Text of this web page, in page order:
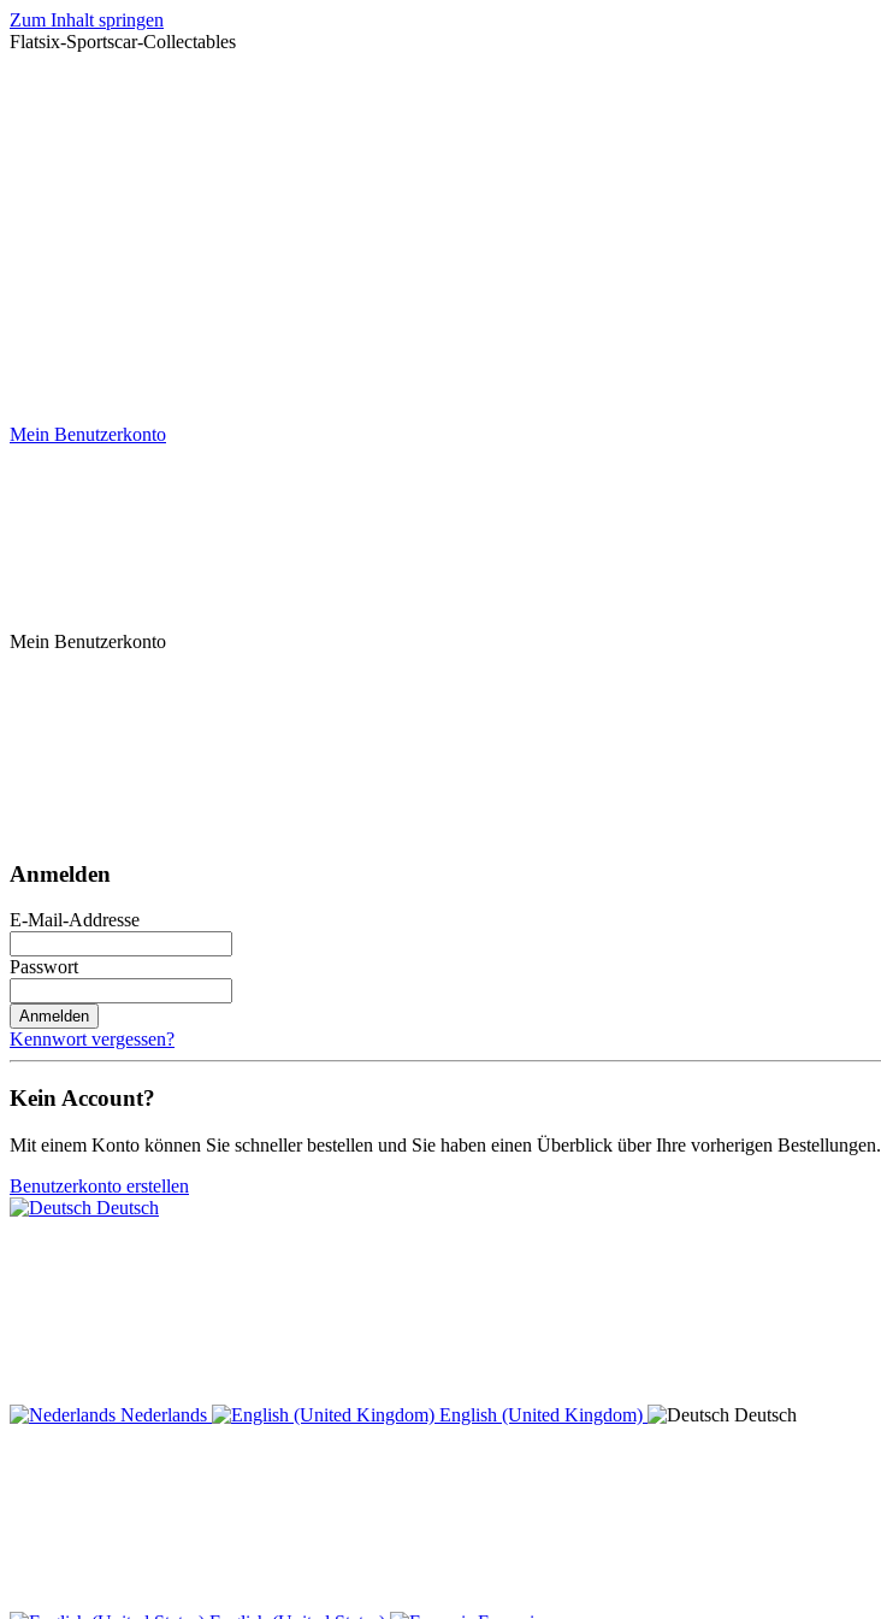
Zum Inhalt springen
Flatsix-Sportscar-Collectables
Mein Benutzerkonto
Mein Benutzerkonto
Anmelden
E-Mail-Addresse
Passwort
Anmelden
Kennwort vergessen?
Kein Account?
Mit einem Konto können Sie schneller bestellen und Sie haben einen Überblick über Ihre vorherigen Bestellungen.
Benutzerkonto erstellen
Deutsch
Nederlands English (United Kingdom) Deutsch